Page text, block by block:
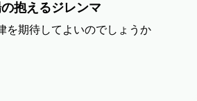
抱えるジレンマ
を期待してよいのでしょうか